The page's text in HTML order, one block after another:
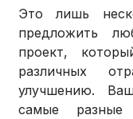
Это лишь
предложить
проект,
различных
улучшению.
самые